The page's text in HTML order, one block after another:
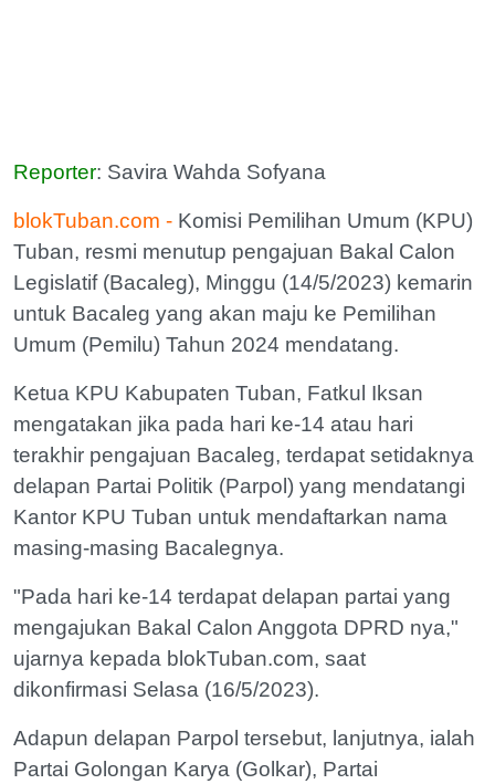
Reporter: Savira Wahda Sofyana
blokTuban.com - Komisi Pemilihan Umum (KPU)
Tuban, resmi menutup pengajuan Bakal Calon
Legislatif (Bacaleg), Minggu (14/5/2023) kemarin
untuk Bacaleg yang akan maju ke Pemilihan
Umum (Pemilu) Tahun 2024 mendatang.
Ketua KPU Kabupaten Tuban, Fatkul Iksan
mengatakan jika pada hari ke-14 atau hari
terakhir pengajuan Bacaleg, terdapat setidaknya
delapan Partai Politik (Parpol) yang mendatangi
Kantor KPU Tuban untuk mendaftarkan nama
masing-masing Bacalegnya.
"Pada hari ke-14 terdapat delapan partai yang
mengajukan Bakal Calon Anggota DPRD nya,"
ujarnya kepada blokTuban.com, saat
dikonfirmasi Selasa (16/5/2023).
Adapun delapan Parpol tersebut, lanjutnya, ialah
Partai Golongan Karya (Golkar), Partai